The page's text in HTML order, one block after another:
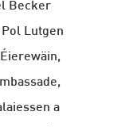
Becker
Lutgen
a